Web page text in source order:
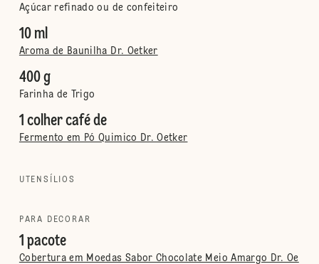
Açúcar refinado ou de confeiteiro
10 ml
Aroma de Baunilha Dr. Oetker
400 g
Farinha de Trigo
1 colher café de
Fermento em Pó Quimico Dr. Oetker
UTENSÍLIOS
PARA DECORAR
1 pacote
Cobertura em Moedas Sabor Chocolate Meio Amargo Dr. Oe